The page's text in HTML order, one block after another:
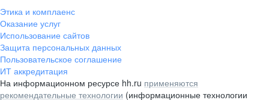
Этика и комплаенс
Оказание услуг
Использование сайтов
Защита персональных данных
Пользовательское соглашение
ИТ аккредитация
На информационном ресурсе hh.ru применяются
рекомендательные технологии (информационные технологии